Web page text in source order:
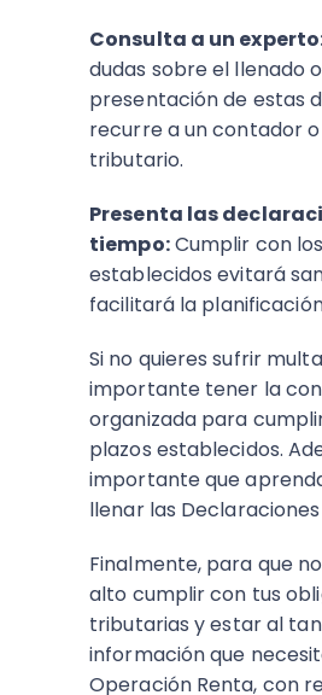
Consulta a un
dudas sobre el llenado o
presentación de estas
recurre a un contador
tributario.
Presenta las
tiempo:Cumplir con
establecidos evitará
facilitará la
Si no quieres sufrir
importante tener la
organizada para
plazos establecidos.
importante que
llenar las
Finalmente, para que
alto cumplir con tus
tributarias y estar al
información que
Operación Renta, con